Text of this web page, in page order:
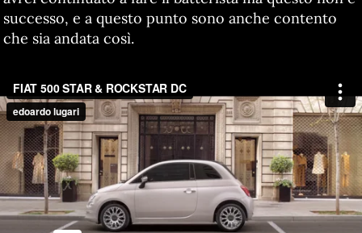
successo, e a questo punto sono anche contento
che sia andata così.